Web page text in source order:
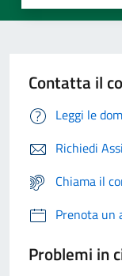
Contatta il
Leggi le
Richiedi
Chiama il
Prenota un
Problemi in